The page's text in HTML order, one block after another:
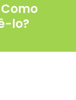
lo?